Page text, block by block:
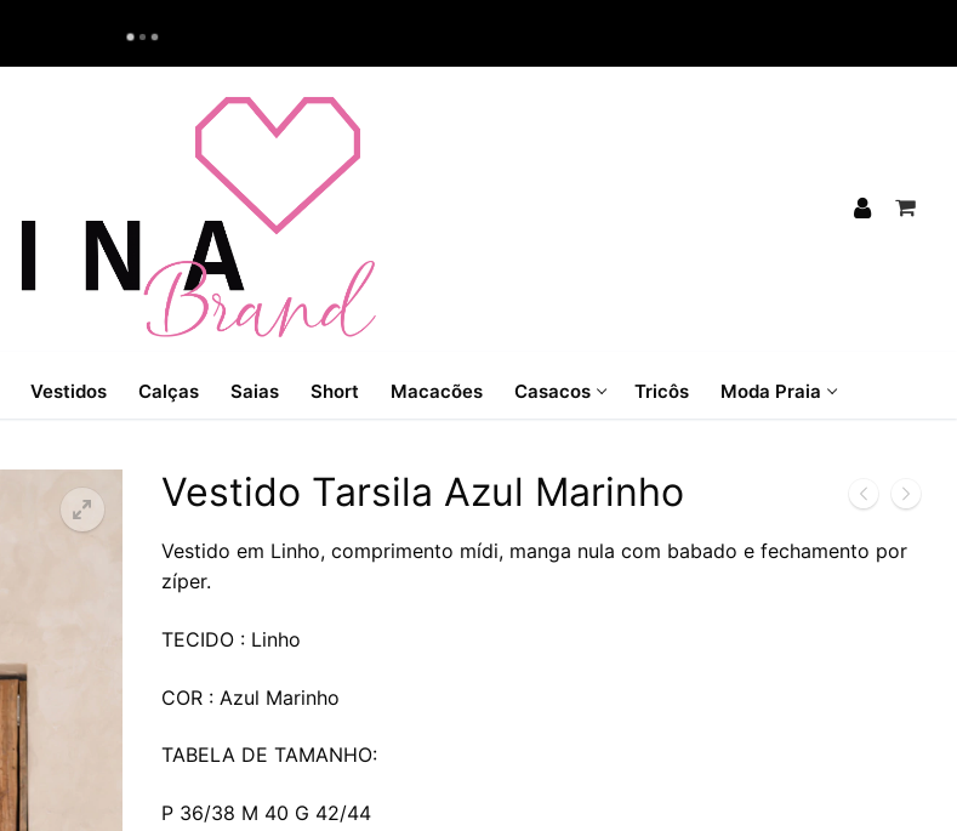
Vestidos Calças Saias Short Macacões Casacos Tricôs Moda Praia
Vestido Tarsila Azul Marinho
Vestido em Linho, comprimento mídi, manga nula com babado e fechamento por
zíper.
TECIDO : Linho
COR : Azul Marinho
TABELA DE TAMANHO:
P 36/38 M 40 G 42/44